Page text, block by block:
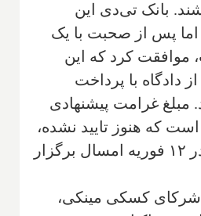
بانک تی‌دی این
پس از صحبت با یک
موافقت کرد که این
دادگاه با پرداخت
مبلغ غرامت پیشنهادی
است که هنوز تایید نشده،
اما جلسه تایید آن در ۱۲ فوریه امسال برگزار
شرکای کسکی مینکی،